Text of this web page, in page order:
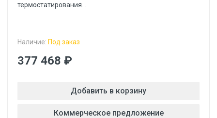
термостатирования....
Наличие: Под заказ
377 468 ₽
Добавить в корзину
Коммерческое предложение